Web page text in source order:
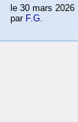
le 30 mars 2026
par F.G.